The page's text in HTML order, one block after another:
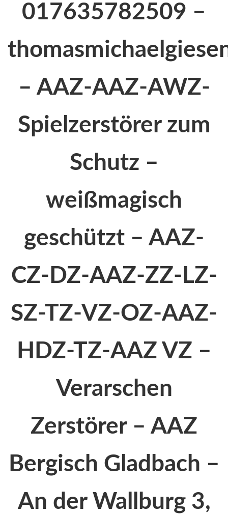
017635782509 –
– AAZ-AAZ-AWZ-
Spielzerstörer zum
Schutz –
weißmagisch
geschützt – AAZ-
CZ-DZ-AAZ-ZZ-LZ-
SZ-TZ-VZ-OZ-AAZ-
HDZ-TZ-AAZ VZ –
Verarschen
Zerstörer – AAZ
Bergisch Gladbach –
An der Wallburg 3,